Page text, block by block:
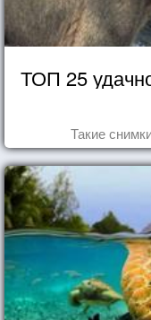
ТОП 25
Такие